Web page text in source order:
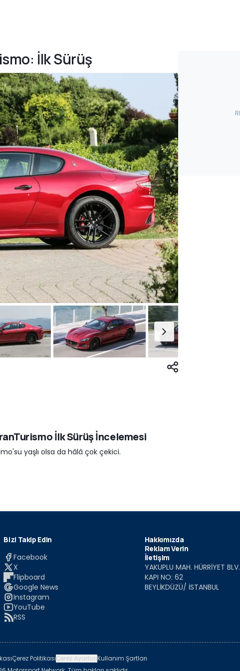
İlk Sürüş
İlk Sürüş İncelemesi
yaşlı olsa da hâlâ çok çekici.
Bizi Takip Edin
Facebook
X
Flipboard
Google News
Instagram
YouTube
RSS
Hakkımızda
Reklam Verin
İletişim
YAKUPLU MAH. HÜRRİYET
KAPI NO: 62
BEYLİKDÜZÜ/ İSTANBUL
Çerez PolitikasıÇerez AyarlarıKullanım Şartları